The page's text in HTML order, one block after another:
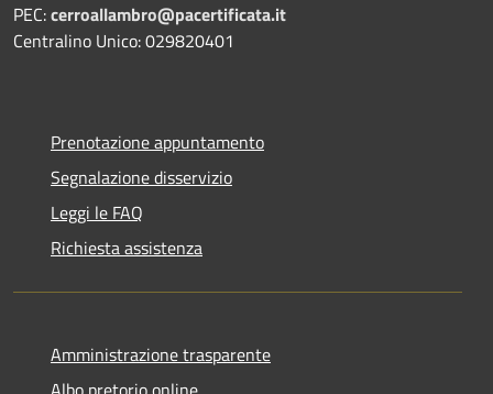
PEC:cerroallambro@pacertificata.it
Centralino Unico: 029820401
Prenotazione appuntamento
Segnalazione disservizio
Leggi le FAQ
Richiesta assistenza
Amministrazione trasparente